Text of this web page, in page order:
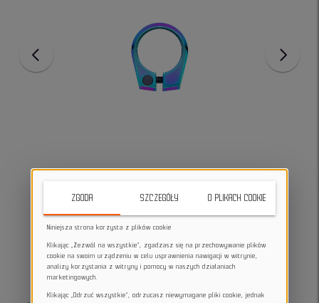
ZGODA SZCZEGÓŁY O PLIKACH COOKIE
Niniejsza strona korzysta z plików cookie
Klikając „Zezwól na wszystkie”, zgadzasz się na przechowywanie plików
cookie na swoim urządzeniu w celu usprawnienia nawigacji w witrynie,
analizy korzystania z witryny i pomocy w naszych działaniach
marketingowych.
Klikając „Odrzuć wszystkie”, odrzucasz niewymagane pliki cookie, jednak